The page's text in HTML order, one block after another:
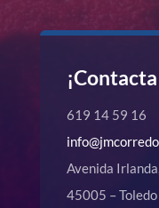
619 14 59 16
Avenida
45005 – Toledo